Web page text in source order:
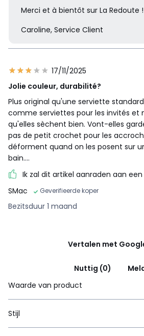
Merci et à bientôt sur La Redoute !
Caroline, Service Client
17/11/2025
Jolie couleur, durabilité?
Plus original qu'une serviette
comme serviettes pour les invités et
qu'elles sèchent bien. Vont-elles
pas de petit crochet pour les
déforment quand on les posent sur
bain....
Ik zal dit artikel aanraden aan
SMac
Geverifieerde koper
Bezitsduur 1 maand
Vertalen met
Nuttig (0)
Waarde van product
Stijl